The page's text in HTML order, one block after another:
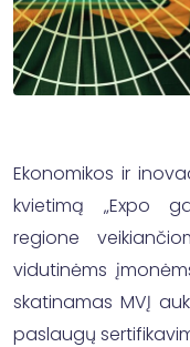
Ekonomikos ir
kvietimą „Expo
regione
vidutinėms
skatinamas MVĮ
paslaugų